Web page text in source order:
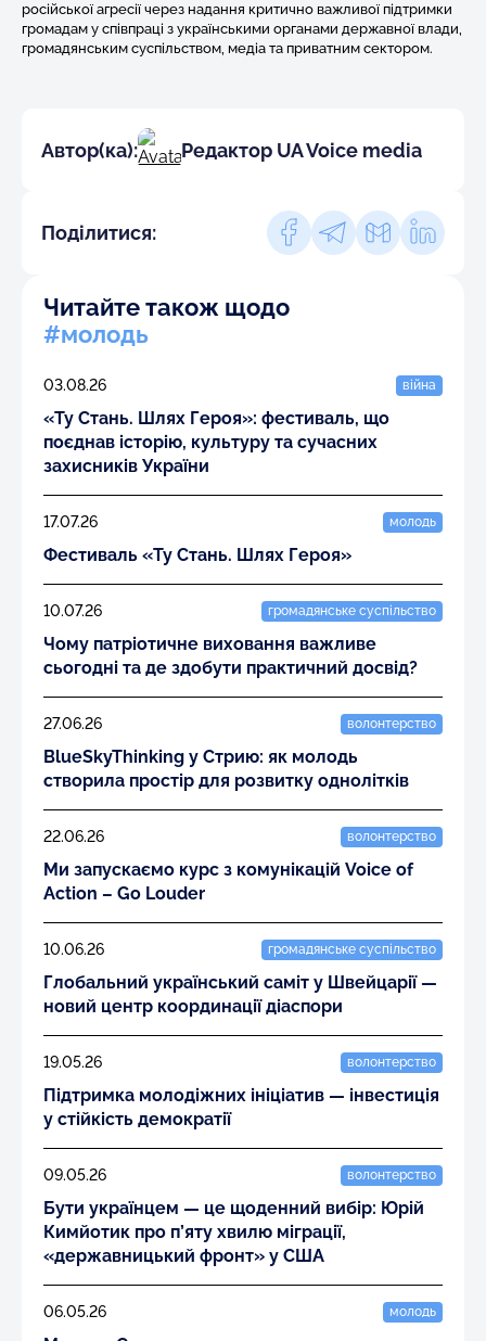
російської агресії через надання критично важливої підтримки
громадам у співпраці з українськими органами державної влади,
громадянським суспільством, медіа та приватним сектором.
Автор(ка): Редактор UA Voice media
Поділитися:
Читайте також щодо
#молодь
03.08.26 війна
«Ту Стань. Шлях Героя»: фестиваль, що
поєднав історію, культуру та сучасних
захисників України
17.07.26 молодь
Фестиваль «Ту Стань. Шлях Героя»
10.07.26 громадянське суспільство
Чому патріотичне виховання важливе
сьогодні та де здобути практичний досвід?
27.06.26 волонтерство
BlueSkyThinking у Стрию: як молодь
створила простір для розвитку однолітків
22.06.26 волонтерство
Ми запускаємо курс з комунікацій Voice of
Action – Go Louder
10.06.26 громадянське суспільство
Глобальний український саміт у Швейцарії —
новий центр координації діаспори
19.05.26 волонтерство
Підтримка молодіжних ініціатив — інвестиція
у стійкість демократії
09.05.26 волонтерство
Бути українцем — це щоденний вибір: Юрій
Кимйотик про п’яту хвилю міграції,
«державницький фронт» у США
06.05.26 молодь